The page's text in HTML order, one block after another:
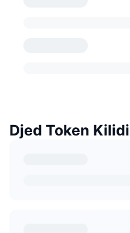
Djed Token Kilidi